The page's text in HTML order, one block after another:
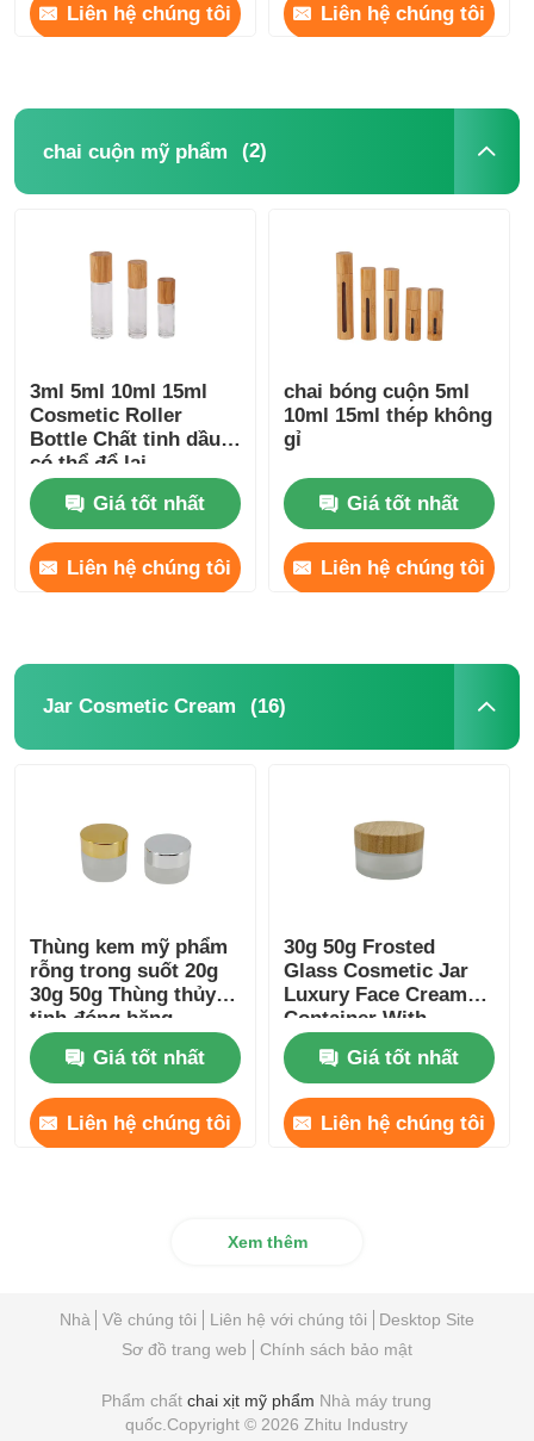
Liên hệ chúng tôi Liên hệ chúng tôi
chai cuộn mỹ phẩm (2)
3ml 5ml 10ml 15ml
Cosmetic Roller
Bottle Chất tinh dầu
có thể đổ lại
Giá tốt nhất
Liên hệ chúng tôi
chai bóng cuộn 5ml
10ml 15ml thép không
gỉ
Giá tốt nhất
Liên hệ chúng tôi
Jar Cosmetic Cream (16)
Thùng kem mỹ phẩm
rỗng trong suốt 20g
30g 50g Thùng thủy
tinh đóng băng
Giá tốt nhất
Liên hệ chúng tôi
30g 50g Frosted
Glass Cosmetic Jar
Luxury Face Cream
Container With
Bamboo Lids (Cây
chứa kem mặt sang
trọng với nắp treo)
Giá tốt nhất
Liên hệ chúng tôi
Xem thêm
Nhà Về chúng tôi Liên hệ với chúng tôi
Desktop Site
Sơ đồ trang web
Chính sách bảo mật
Phẩm chấtchai xịt mỹ phẩm Nhà máy trung
quốc.Copyright © 2026 Zhitu Industry